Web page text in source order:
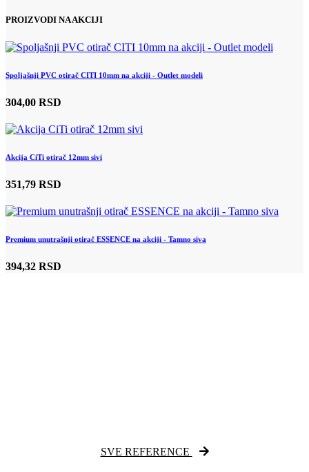
PROIZVODI NA AKCIJI
Spoljašnji PVC otirač CITI 10mm na akciji - Outlet modeli
304,00 RSD
Akcija CiTi otirač 12mm sivi
351,79 RSD
Premium unutrašnji otirač ESSENCE na akciji - Tamno siva
394,32 RSD
SVE REFERENCE